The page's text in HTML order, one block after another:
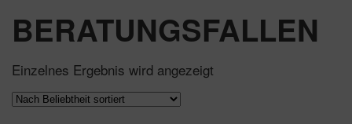
BERATUNGSFALLEN
Einzelnes Ergebnis wird angezeigt